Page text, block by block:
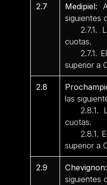
2.7 Medipiel:
siguientes
2.7.1.
cuotas.
2.7.1. El
superior a
2.8
las
2.8.1.
cuotas.
2.8.1. El
superior a
2.9 Chevignon:
siguientes